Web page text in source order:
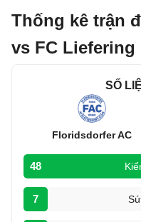
Thống kê trận
vs FC Liefering
SỐ
Floridsdorfer AC
48
7